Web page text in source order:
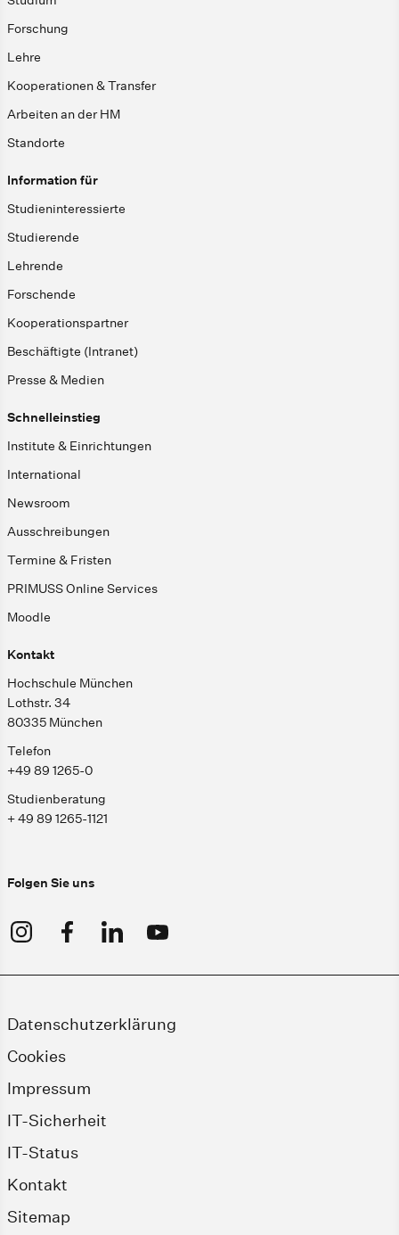
Forschung
Lehre
Kooperationen & Transfer
Arbeiten an der HM
Standorte
Information für
Studieninteressierte
Studierende
Lehrende
Forschende
Kooperationspartner
Beschäftigte (Intranet)
Presse & Medien
Schnelleinstieg
Institute & Einrichtungen
International
Newsroom
Ausschreibungen
Termine & Fristen
PRIMUSS Online Services
Moodle
Kontakt
Hochschule München
Lothstr. 34
80335 München
Telefon
+49 89 1265-0
Studienberatung
+ 49 89 1265-1121
Folgen Sie uns
Datenschutzerklärung
Cookies
Impressum
IT-Sicherheit
IT-Status
Kontakt
Sitemap